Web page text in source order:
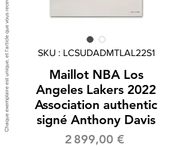
SKU : LCSUDADMTLAL22S1
Maillot NBA Los
Angeles Lakers 2022
Association authentic
signé Anthony Davis
2 899,00 €Prix